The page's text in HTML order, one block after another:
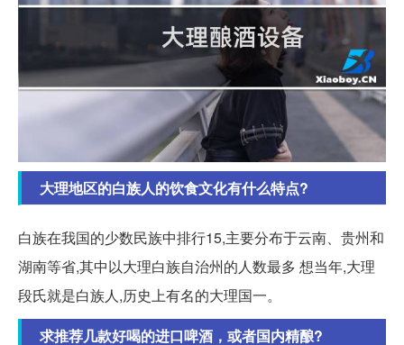
大理地区的白族人的饮食文化有什么特点?
白族在我国的少数民族中排行15,主要分布于云南、贵州和
湖南等省,其中以大理白族自治州的人数最多 想当年,大理
段氏就是白族人,历史上有名的大理国一。
求推荐几款好喝的进口啤酒，或者国内精酿?